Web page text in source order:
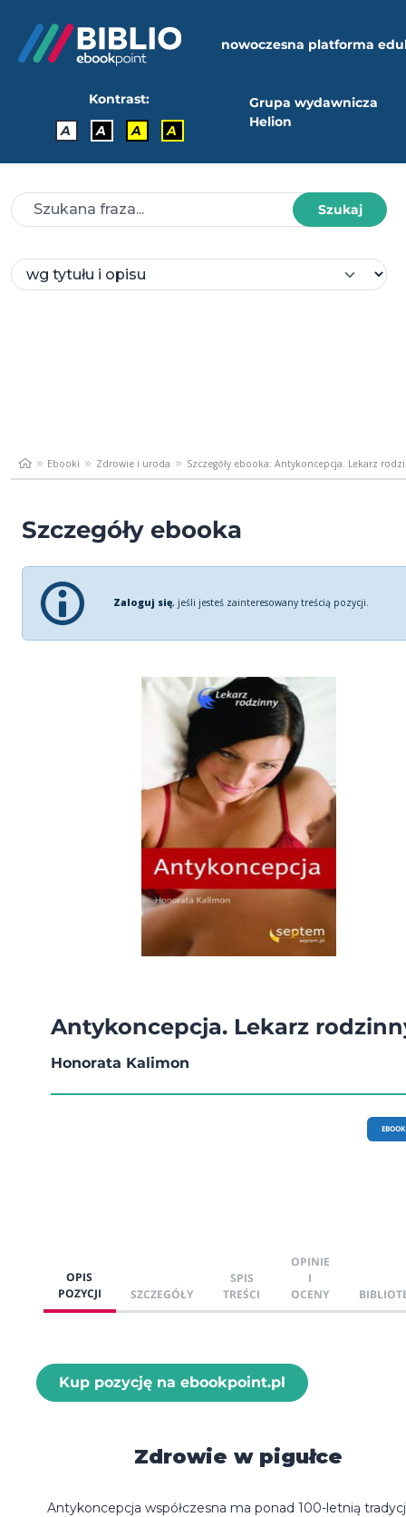
nowoczesna platforma
Kontrast:
A
A A A
Grupa wydawnicza
Helion
Szukaj
Ebooki Zdrowie i uroda Szczegóły ebooka: Antykoncepcja. Lekarz
Szczegóły ebooka
Zaloguj się, jeśli jesteś zainteresowany treścią pozycji.
Antykoncepcja. Lekarz
Honorata Kalimon
EBOOK
OPIS
POZYCJI
SZCZEGÓŁY
SPIS
TREŚCI
OPINIE
I
OCENY
Kup pozycję na ebookpoint.pl
Zdrowie w pigułce
Antykoncepcja współczesna ma ponad 100-letnią